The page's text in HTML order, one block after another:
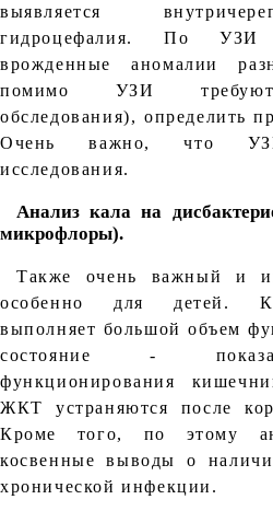
выявляется
гидроцефалия. По УЗИ
врожденные аномалии
помимо УЗИ
обследования), определить
Очень важно, что
исследования.
Анализ кала на
микрофлоры).
Также очень важный и
особенно для детей.
выполняет большой объем
состояние -
функционирования
ЖКТ устраняются после
Кроме того, по этому
косвенные выводы о
хронической инфекции.